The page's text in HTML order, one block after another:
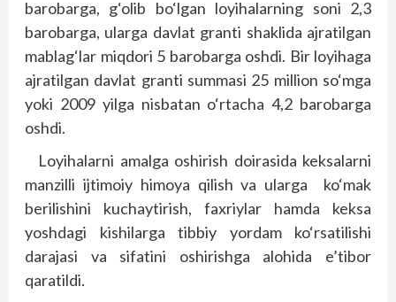
barobarga, g‘olib bo‘lgan loyihalarning soni 2,3
barobarga, ularga davlat granti shaklida ajratilgan
mablag‘lar miqdori 5 barobarga oshdi. Bir loyihaga
ajratilgan davlat granti summasi 25 million so‘mga
yoki 2009 yilga nisbatan o‘rtacha 4,2 barobarga
oshdi.
Loyihalarni amalga oshirish doirasida keksalarni
manzilli ijtimoiy himoya qilish va ularga
ko‘mak
berilishini kuchaytirish, faxriylar hamda keksa
yoshdagi kishilarga tibbiy yordam ko‘rsatilishi
darajasi va sifatini oshirishga alohida e’tibor
qaratildi.